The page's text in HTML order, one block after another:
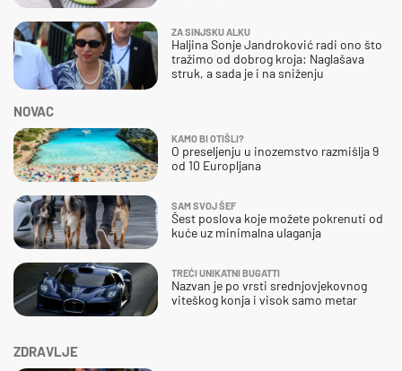
ZDRAVLJE
NOVAC
KAMO BI OTIŠLI?
O preseljenju u inozemstvo razmišlja 9
od 10 Europljana
SAM SVOJ ŠEF
Šest poslova koje možete pokrenuti od
kuće uz minimalna ulaganja
TREĆI UNIKATNI BUGATTI
Nazvan je po vrsti srednjovjekovnog
viteškog konja i visok samo metar
ZA SINJSKU ALKU
Haljina Sonje Jandroković radi ono što
tražimo od dobrog kroja: Naglašava
struk, a sada je i na sniženju